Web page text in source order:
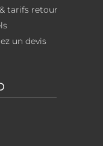
tarifs retour
un devis